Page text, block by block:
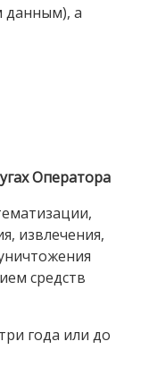
данным), а
Оператора
извлечения,
средств
года или до